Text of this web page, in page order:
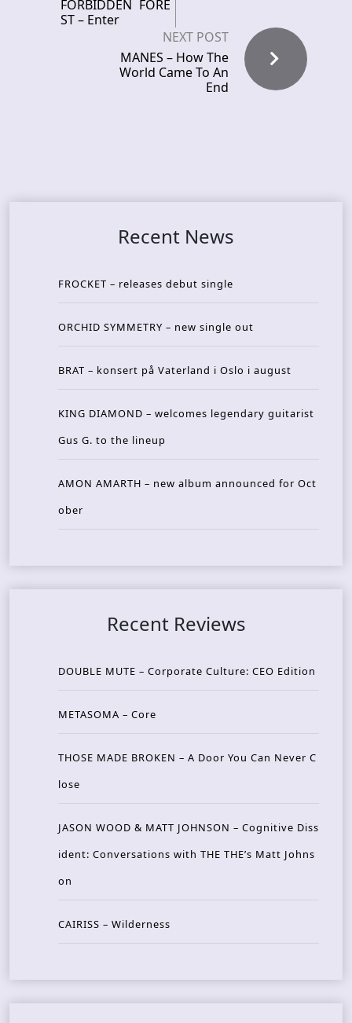
FORBIDDEN FORE
ST – Enter
NEXT POST
MANES – How The
World Came To An
End
Recent News
FROCKET – releases debut single
ORCHID SYMMETRY – new single out
BRAT – konsert på Vaterland i Oslo i august
KING DIAMOND – welcomes legendary guitarist
Gus G. to the lineup
AMON AMARTH – new album announced for Oct
ober
Recent Reviews
DOUBLE MUTE – Corporate Culture: CEO Edition
METASOMA – Core
THOSE MADE BROKEN – A Door You Can Never C
lose
JASON WOOD & MATT JOHNSON – Cognitive Diss
ident: Conversations with THE THE’s Matt Johns
on
CAIRISS – Wilderness